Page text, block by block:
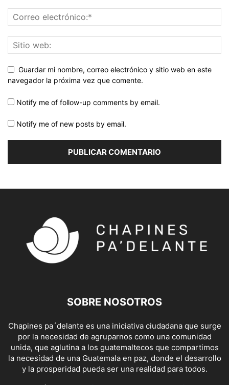
Guardar mi nombre, correo electrónico y sitio web en este
navegador la próxima vez que comente.
Notify me of follow-up comments by email.
Notify me of new posts by email.
SOBRE NOSOTROS
Chapines pa´delante es una iniciativa ciudadana que surge
por la necesidad de agruparnos como una comunidad
unida, que aglutina a los guatemaltecos que compartimos
la necesidad de una Guatemala en paz, donde el desarrollo
y la prosperidad pueda ser una realidad para todos.